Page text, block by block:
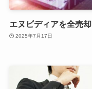
エヌビディアを全売却
2025年7月17日